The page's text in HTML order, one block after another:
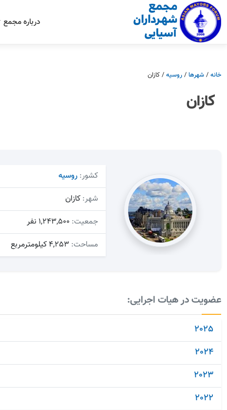
درباره مجمع
خانه / شهرها / روسیه / کازان
کازان
کشور: روسیه
شهر: کازان
جمعیت:
مساحت:
عضویت در هیات اجرایی:
2025
2024
2023
2022